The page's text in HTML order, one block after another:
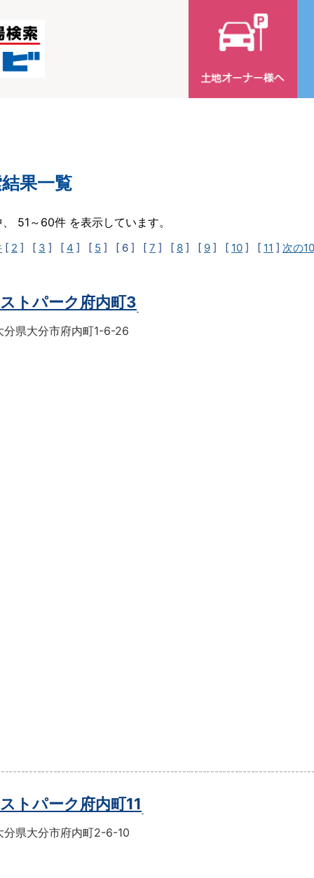
果一覧
51～60件 を表示しています。
[ 2 ] [ 3 ] [ 4 ] [ 5 ] [ 6 ] [ 7 ] [ 8 ] [ 9 ] [ 10 ] [ 11 ] 次の
ストパーク府内町3
分県大分市府内町1-6-26
トパーク府内町11
分県大分市府内町2-6-10